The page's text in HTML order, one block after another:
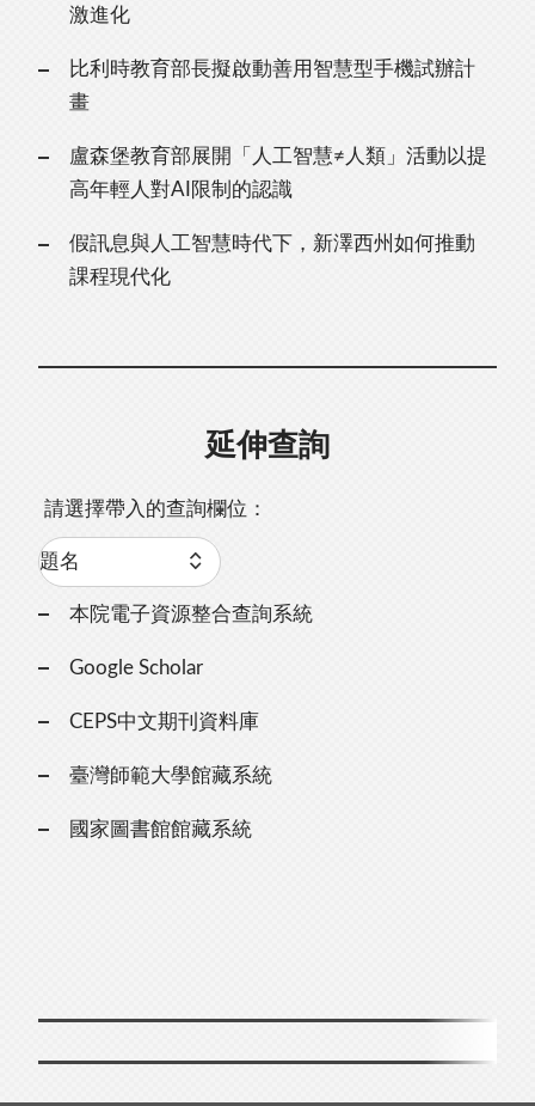
激進化
比利時教育部長擬啟動善用智慧型手機試辦計
畫
盧森堡教育部展開「人工智慧≠人類」活動以提
高年輕人對AI限制的認識
假訊息與人工智慧時代下，新澤西州如何推動
課程現代化
延伸查詢
請選擇帶入的查詢欄位：
本院電子資源整合查詢系統
Google Scholar
CEPS中文期刊資料庫
臺灣師範大學館藏系統
國家圖書館館藏系統